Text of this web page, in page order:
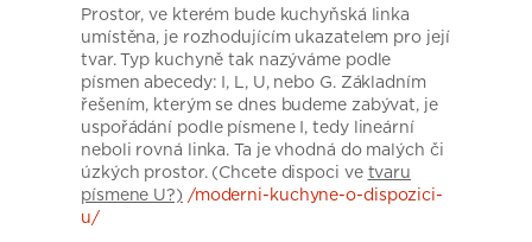
Prostor, ve kterém bude kuchyňská linka
umístěna, je rozhodujícím ukazatelem pro její
tvar. Typ kuchyně tak nazýváme podle
písmen abecedy: I, L, U, nebo G. Základním
řešením, kterým se dnes budeme zabývat, je
uspořádání podle písmene I, tedy lineární
neboli rovná linka. Ta je vhodná do malých či
úzkých prostor. (Chcete dispoci ve tvaru
písmene U?) /moderni-kuchyne-o-dispozici-
u/